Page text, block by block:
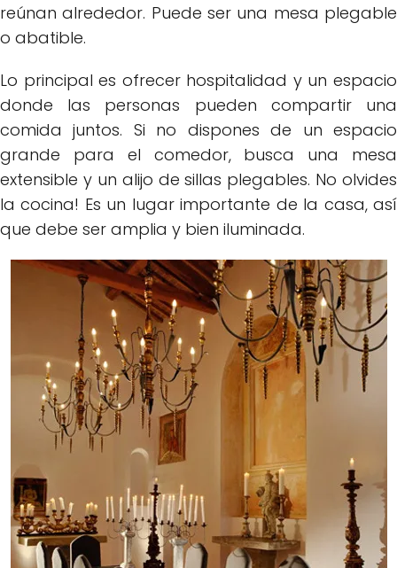
reúnan alrededor. Puede ser una mesa plegable
o abatible.
Lo principal es ofrecer hospitalidad y un espacio
donde las personas pueden compartir una
comida juntos. Si no dispones de un espacio
grande para el comedor, busca una mesa
extensible y un alijo de sillas plegables. No olvides
la cocina! Es un lugar importante de la casa, así
que debe ser amplia y bien iluminada.